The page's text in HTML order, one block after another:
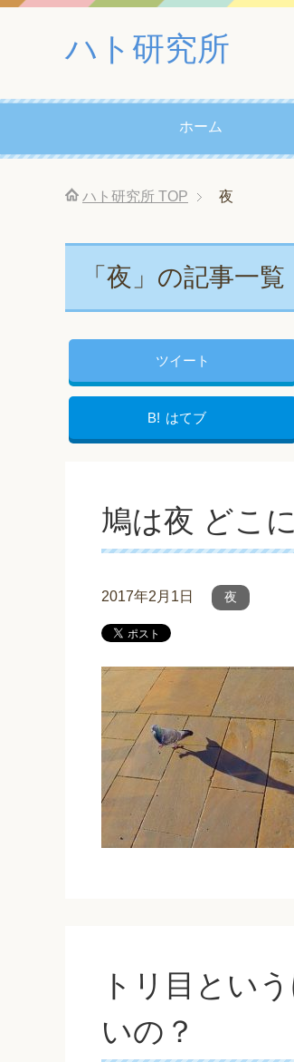
ハト研究所
ホーム
ハト研究所 TOP 夜
「夜」の記事一覧
ツイート
B! はてブ
鳩は夜 どこ
2017年2月1日 夜
トリ目とい
いの？